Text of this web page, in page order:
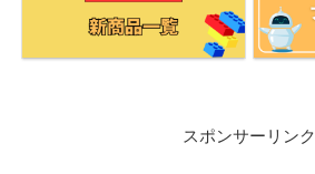
スポンサーリンク